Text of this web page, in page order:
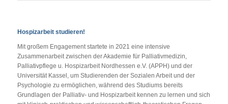
Hospizarbeit studieren!
Mit großem Engagement startete in 2021 eine intensive
Zusammenarbeit zwischen der Akademie für Palliativmedizin,
Palliativpflege u. Hospizarbeit Nordhessen e.V. (APPH) und der
Universität Kassel, um Studierenden der Sozialen Arbeit und der
Psychologie zu ermöglichen, während des Studiums bereits
Grundlagen der Palliativ- und Hospizarbeit kennen zu lernen und sich